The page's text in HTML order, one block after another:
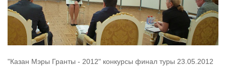
"Казан Мэры Гранты - 2012" конкурсы финал туры 23.05.2012